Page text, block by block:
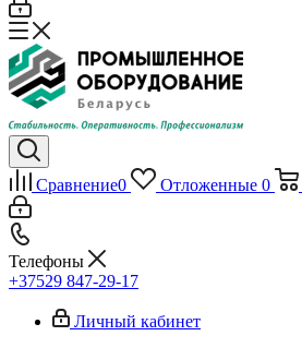
Сравнение0 Отложенные 0
Телефоны
+37529 847-29-17‬
Личный кабинет